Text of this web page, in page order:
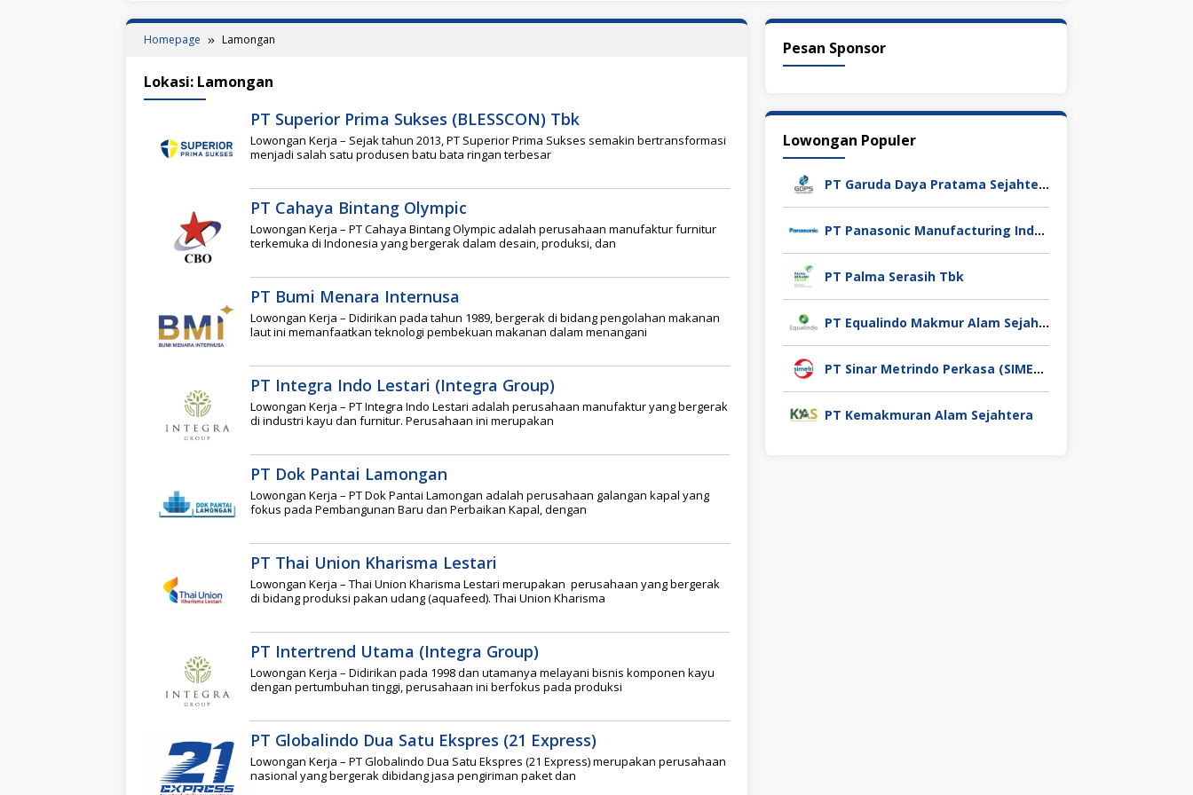
Homepage Lamongan
Lokasi: Lamongan
PT Superior Prima Sukses (BLESSCON) Tbk
Lowongan Kerja – Sejak tahun 2013, PT Superior Prima Sukses semakin bertransformasi
menjadi salah satu produsen batu bata ringan terbesar
PT Cahaya Bintang Olympic
Lowongan Kerja – PT Cahaya Bintang Olympic adalah perusahaan manufaktur furnitur
terkemuka di Indonesia yang bergerak dalam desain, produksi, dan
PT Bumi Menara Internusa
Lowongan Kerja – Didirikan pada tahun 1989, bergerak di bidang pengolahan makanan
laut ini memanfaatkan teknologi pembekuan makanan dalam menangani
PT Integra Indo Lestari (Integra Group)
Lowongan Kerja – PT Integra Indo Lestari adalah perusahaan manufaktur yang bergerak
di industri kayu dan furnitur. Perusahaan ini merupakan
PT Dok Pantai Lamongan
Lowongan Kerja – PT Dok Pantai Lamongan adalah perusahaan galangan kapal yang
fokus pada Pembangunan Baru dan Perbaikan Kapal, dengan
PT Thai Union Kharisma Lestari
Lowongan Kerja – Thai Union Kharisma Lestari merupakan perusahaan yang bergerak
di bidang produksi pakan udang (aquafeed). Thai Union Kharisma
PT Intertrend Utama (Integra Group)
Lowongan Kerja – Didirikan pada 1998 dan utamanya melayani bisnis komponen kayu
dengan pertumbuhan tinggi, perusahaan ini berfokus pada produksi
PT Globalindo Dua Satu Ekspres (21 Express)
Lowongan Kerja – PT Globalindo Dua Satu Ekspres (21 Express) merupakan perusahaan
nasional yang bergerak dibidang jasa pengiriman paket dan
Pesan Sponsor
Lowongan Populer
PT Garuda Daya Pratama Sejahtera
PT Panasonic Manufacturing Indonesia
PT Palma Serasih Tbk
PT Equalindo Makmur Alam Sejahtera (Equalindo Group)
PT Sinar Metrindo Perkasa (SIMETRI)
PT Kemakmuran Alam Sejahtera